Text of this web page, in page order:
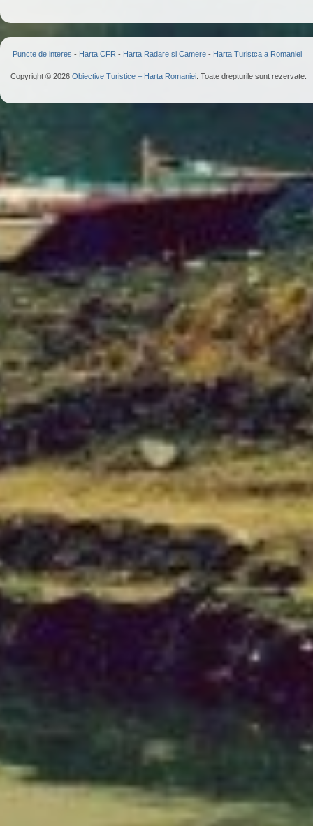
Puncte de interes - Harta CFR - Harta Radare si Camere - Harta Turistca a Romaniei
Copyright © 2026 Obiective Turistice – Harta Romaniei . Toate drepturile sunt rezervate.